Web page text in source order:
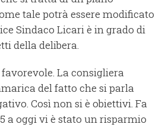
tale potrà essere modificato
Sindaco Licari è in grado di
della delibera.
La consigliera
del fatto che si parla
Così non si è obiettivi. Fa
a oggi vi è stato un risparmio